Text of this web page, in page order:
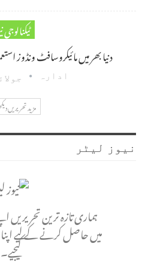
دنیا بھر میں مائیکروسافٹ
ادارہ جولائی 20،
مزید تحریریں
نیوز لیٹر
ہماری تازہ ترین
میں حاصل کرنے کے لیے
کیجیے۔